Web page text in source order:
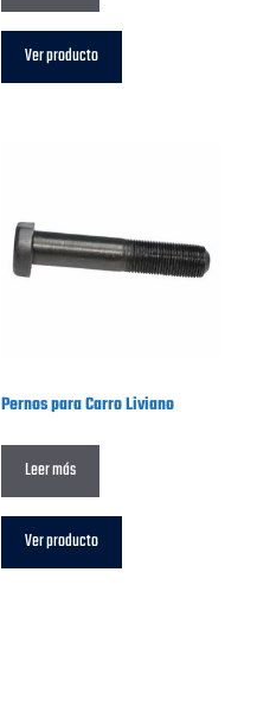
Ver producto
Pernos para Carro Liviano
Leer más
Ver producto